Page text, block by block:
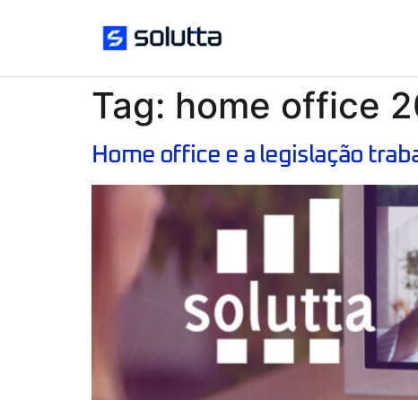
Tag: home office
Home office e a legislação